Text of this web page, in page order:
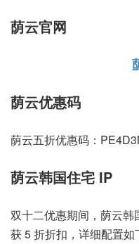
荫云官网
荫云优惠码
荫云五折优惠码：
荫云韩国住宅 IP
双十二优惠期间，荫云
获 5 折折扣，详细配置